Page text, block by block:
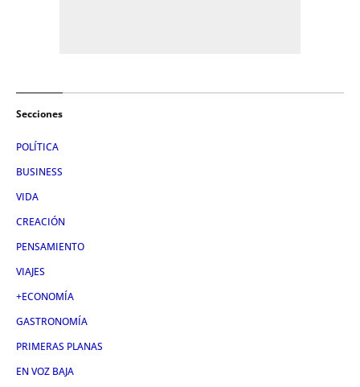
Secciones
POLÍTICA
BUSINESS
VIDA
CREACIÓN
PENSAMIENTO
VIAJES
+ECONOMÍA
GASTRONOMÍA
PRIMERAS PLANAS
EN VOZ BAJA